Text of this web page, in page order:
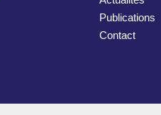
Publications
Contact